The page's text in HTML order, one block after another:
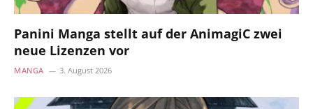
Panini Manga stellt auf der AnimagiC zwei
neue Lizenzen vor
MANGA 3. August 2026